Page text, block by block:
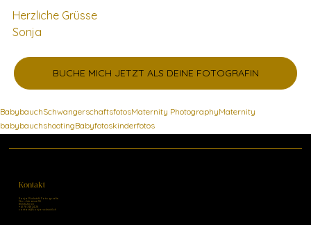
Herzliche Grüsse
Sonja
BUCHE MICH JETZT ALS DEINE FOTOGRAFIN
BabybauchSchwangerschaftsfotosMaternity PhotographyMaternity
babybauchshootingBabyfotoskinderfotos
Kontakt
Sonja Ruckstuhl Fotografie
Nordstrasse 55
8006 Zürich
+41 78 748 24 26
contact@sonjaruckstuhl.ch